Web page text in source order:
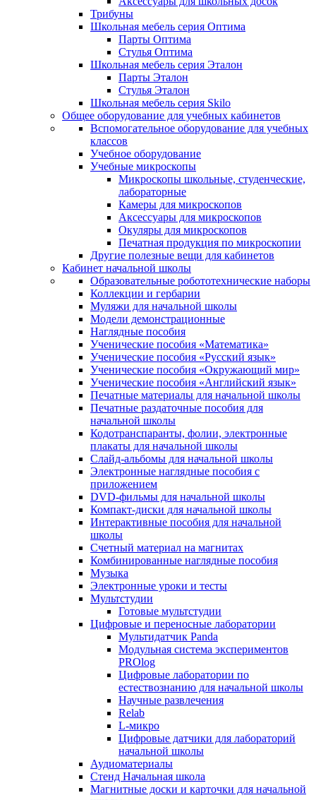
Трибуны
Школьная мебель серия Оптима
Парты Оптима
Стулья Оптима
Школьная мебель серия Эталон
Парты Эталон
Стулья Эталон
Школьная мебель серия Skilo
Общее оборудование для учебных кабинетов
Вспомогательное оборудование для учебных
классов
Учебное оборудование
Учебные микроскопы
Микроскопы школьные, студенческие,
лабораторные
Камеры для микроскопов
Аксессуары для микроскопов
Окуляры для микроскопов
Печатная продукция по микроскопии
Другие полезные вещи для кабинетов
Кабинет начальной школы
Образовательные робототехнические наборы
Коллекции и гербарии
Муляжи для начальной школы
Модели демонстрационные
Наглядные пособия
Ученические пособия «Математика»
Ученические пособия «Русский язык»
Ученические пособия «Окружающий мир»
Ученические пособия «Английский язык»
Печатные материалы для начальной школы
Печатные раздаточные пособия для
начальной школы
Кодотранспаранты, фолии, электронные
плакаты для начальной школы
Слайд-альбомы для начальной школы
Электронные наглядные пособия с
приложением
DVD-фильмы для начальной школы
Компакт-диски для начальной школы
Интерактивные пособия для начальной
школы
Счетный материал на магнитах
Комбинированные наглядные пособия
Музыка
Электронные уроки и тесты
Мультстудии
Готовые мультстудии
Цифровые и переносные лаборатории
Мультидатчик Panda
Модульная система экспериментов
PROlog
Цифровые лаборатории по
естествознанию для начальной школы
Научные развлечения
Relab
L-микро
Цифровые датчики для лабораторий
начальной школы
Аудиоматериалы
Стенд Начальная школа
Магнитные доски и карточки для начальной